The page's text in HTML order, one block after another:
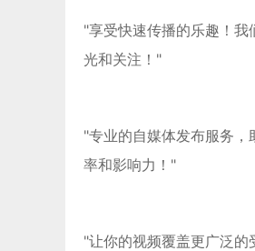
"享受快速传播的乐趣！
光和关注！"
"专业的自媒体发布服务
率和影响力！"
"让你的视频覆盖更广泛的